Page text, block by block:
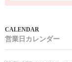
営業日カレンダー